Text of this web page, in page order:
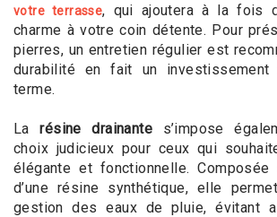
votre terrasse, qui ajoutera à la fois
charme à votre coin détente. Pour
pierres, un entretien régulier est
durabilité en fait un
terme.
Larésine drainante s’impose
choix judicieux pour ceux qui
élégante et fonctionnelle.
d’une résine synthétique, elle
gestion des eaux de pluie, évitant